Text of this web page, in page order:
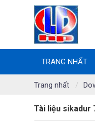
TRANG NHẤT
Trang nhất
Tài liệu sikadur